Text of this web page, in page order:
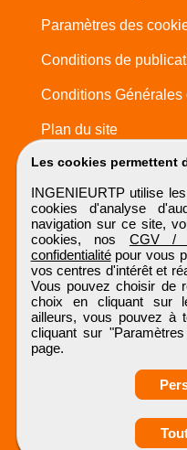
Les cookies permettent
INGENIEURTP utilise
cookies d'analyse
navigation sur ce site,
cookies, nos CGV /
confidentialitépour vous
vos centres d'intérêt et
Vous pouvez choisir de
choix en cliquant sur
ailleurs, vous pouvez à
cliquant sur
page.
Paramètres des
Conditions de
Conditions Générales
Plan du site